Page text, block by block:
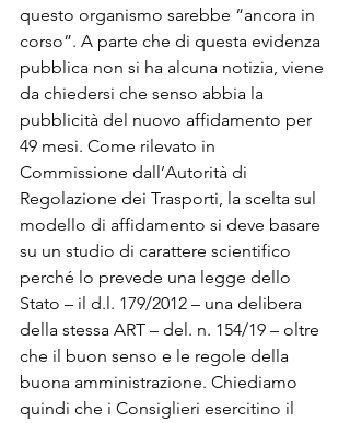
questo organismo sarebbe “ancora in
corso”. A parte che di questa evidenza
pubblica non si ha alcuna notizia, viene
da chiedersi che senso abbia la
pubblicità del nuovo affidamento per
49 mesi. Come rilevato in
Commissione dall’Autorità di
Regolazione dei Trasporti, la scelta sul
modello di affidamento si deve basare
su un studio di carattere scientifico
perché lo prevede una legge dello
Stato – il d.l. 179/2012 – una delibera
della stessa ART – del. n. 154/19 – oltre
che il buon senso e le regole della
buona amministrazione. Chiediamo
quindi che i Consiglieri esercitino il